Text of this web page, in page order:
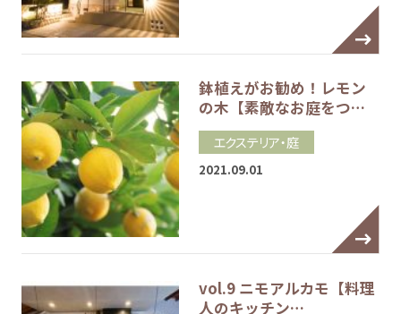
鉢植えがお勧め！レモン
の木【素敵なお庭をつ…
エクステリア・庭
2021.09.01
vol.9 ニモアルカモ【料理
人のキッチン…